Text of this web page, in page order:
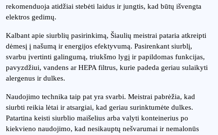
rekomenduoja atidžiai stebėti laidus ir jungtis, kad būtų išvengta
elektros gedimų.
Kalbant apie siurblių pasirinkimą, Šiaulių meistrai pataria atkreipti
dėmesį į našumą ir energijos efektyvumą. Pasirenkant siurblį,
svarbu įvertinti galingumą, triukšmo lygį ir papildomas funkcijas,
pavyzdžiui, vandens ar HEPA filtrus, kurie padeda geriau sulaikyti
alergenus ir dulkes.
Naudojimo technika taip pat yra svarbi. Meistrai pabrėžia, kad
siurbti reikia lėtai ir atsargiai, kad geriau surinktumėte dulkes.
Patartina keisti siurblio maišelius arba valyti konteinerius po
kiekvieno naudojimo, kad nesikauptų nešvarumai ir nemalonūs